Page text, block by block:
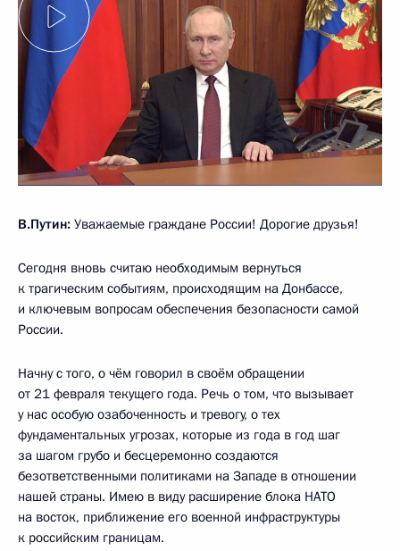
В.Путин: Уважаемые граждане России! Дорогие друзья!
Сегодня вновь считаю необходимым вернуться
к трагическим событиям, происходящим на Донбассе,
и ключевым вопросам обеспечения безопасности самой
России.
Начну с того, о чём говорил в своём обращении
от 21 февраля текущего года. Речь о том, что вызывает
у нас особую озабоченность и тревогу, о тех
фундаментальных угрозах, которые из года в год шаг
за шагом грубо и бесцеремонно создаются
безответственными политиками на Западе в отношении
нашей страны. Имею в виду расширение блока НАТО
на восток, приближение его военной инфраструктуры
к российским границам.